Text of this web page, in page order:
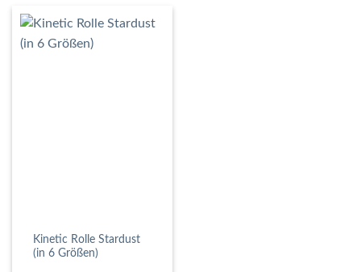
Kinetic Rolle Stardust
(in 6 Größen)